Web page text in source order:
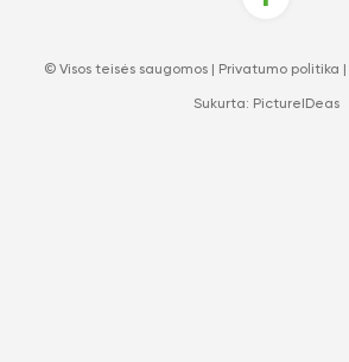
© Visos teisės saugomos | Privatumo politika
Sukurta: PictureIDeas